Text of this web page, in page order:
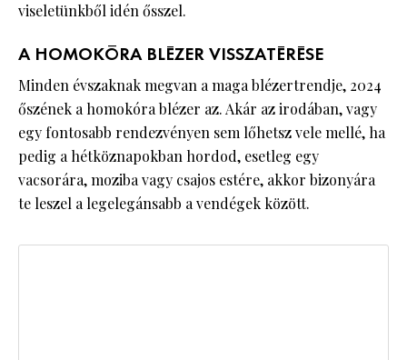
viseletünkből idén ősszel.
A HOMOKÓRA BLÉZER VISSZATÉRÉSE
Minden évszaknak megvan a maga blézertrendje, 2024
őszének a homokóra blézer az. Akár az irodában, vagy
egy fontosabb rendezvényen sem lőhetsz vele mellé, ha
pedig a hétköznapokban hordod, esetleg egy
vacsorára, moziba vagy csajos estére, akkor bizonyára
te leszel a legelegánsabb a vendégek között.